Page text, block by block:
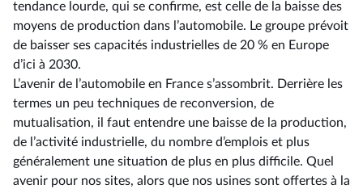
tendance lourde, qui se confirme, est celle de la baisse des
moyens de production dans l’automobile. Le groupe prévoit
de baisser ses capacités industrielles de 20 % en Europe
d’ici à 2030.
L’avenir de l’automobile en France s’assombrit. Derrière les
termes un peu techniques de reconversion, de
mutualisation, il faut entendre une baisse de la production,
de l’activité industrielle, du nombre d’emplois et plus
généralement une situation de plus en plus difficile. Quel
avenir pour nos sites, alors que nos usines sont offertes à la